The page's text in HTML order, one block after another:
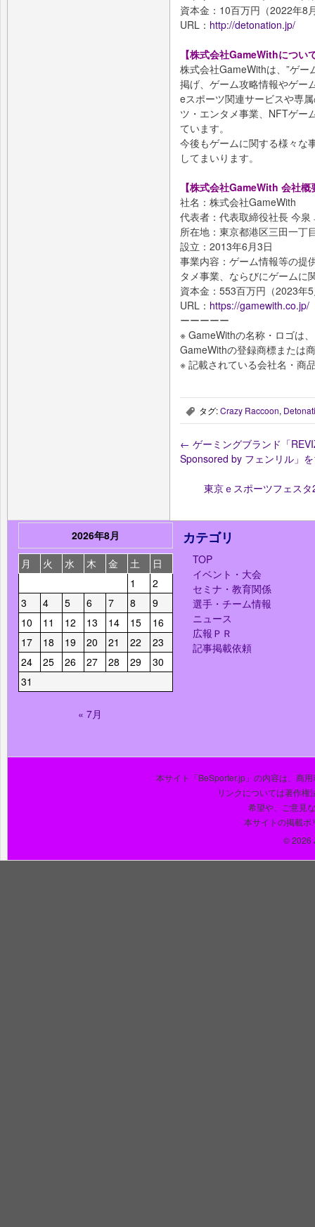
資本金：10百万円（2022年8
URL： http://detonation.jp/
【株式会社GameWithについ
株式会社GameWithは、”ゲー
掲げ、ゲーム攻略情報やゲー
eスポーツ関連サービスや専
ツ・エンタメ事業、NFTゲー
ています。
今後もゲームに関する様々な
してまいります。
【株式会社GameWith 会社概
社名：株式会社GameWith
代表者：代表取締役社長 今泉
所在地：東京都港区三田一丁
設立：2013年6月3日
事業内容：ゲーム情報等の提
タメ事業、ならびにゲームに
資本金：553百万円（2023年
URL： https://gamewith.co.jp/
ーーーーー
※ GameWithの名称・ロゴは
GameWithの登録商標または
※ 記載されている会社名・商
, タグ:Crazy Raccoon,
← ゲーミングブランド「
Sponsored by フェンリル」
東京ｅスポーツフェス
2026年8月
月
火 水 木 金 土
日
1
2
3
4 5 6 7 8
9
10
11 12 13 14 15
16
17
18 19 20 21 22
23
24
25 26 27 28 29
30
31
« 7月
カテゴリ
TOP
イベント・大会
セミナ・教育関係
選手・チーム情報
ニュース
広報ＰＲ
記事掲載依頼
本サイト「BeSporter.jp」の内容は、商
リンクについては著作権
希望や、ご意見
本サイトの掲載ポ
© 2026